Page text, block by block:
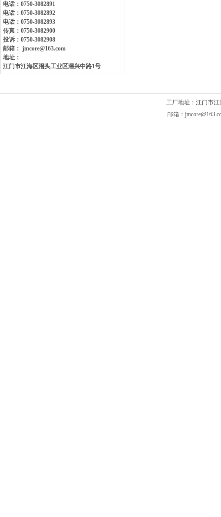
电话：0750-3082891
电话：0750-3082892
电话：0750-3082893
传真：0750-3082900
投诉：0750-3082908
邮箱： jmcore@163.com
地址：
江门市江海区滘头工业区滘兴中路1号
工厂地址：江门市江
邮箱：